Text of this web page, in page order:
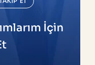
İçin